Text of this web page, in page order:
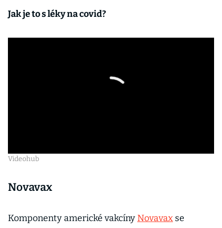
Jak je to s léky na covid?
Videohub
Novavax
Komponenty americké vakcíny Novavax se